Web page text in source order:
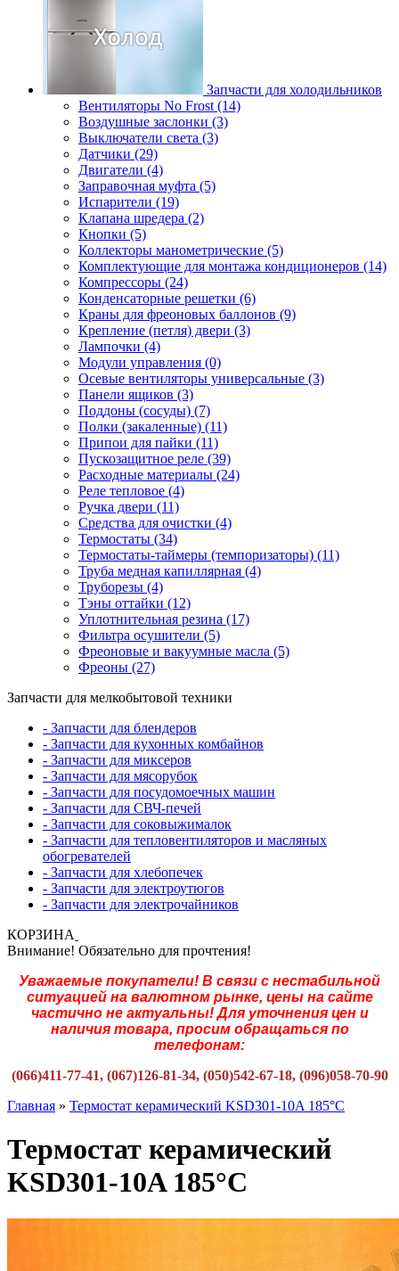
Запчасти для холодильников
Вентиляторы No Frost (14)
Воздушные заслонки (3)
Выключатели света (3)
Датчики (29)
Двигатели (4)
Заправочная муфта (5)
Испарители (19)
Клапана шредера (2)
Кнопки (5)
Коллекторы манометрические (5)
Комплектующие для монтажа кондиционеров (14)
Компрессоры (24)
Конденсаторные решетки (6)
Краны для фреоновых баллонов (9)
Крепление (петля) двери (3)
Лампочки (4)
Модули управления (0)
Осевые вентиляторы универсальные (3)
Панели ящиков (3)
Поддоны (сосуды) (7)
Полки (закаленные) (11)
Припои для пайки (11)
Пускозащитное реле (39)
Расходные материалы (24)
Реле тепловое (4)
Ручка двери (11)
Средства для очистки (4)
Термостаты (34)
Термостаты-таймеры (темпоризаторы) (11)
Труба медная капиллярная (4)
Труборезы (4)
Тэны оттайки (12)
Уплотнительная резина (17)
Фильтра осушители (5)
Фреоновые и вакуумные масла (5)
Фреоны (27)
Запчасти для мелкобытовой техники
- Запчасти для блендеров
- Запчасти для кухонных комбайнов
- Запчасти для миксеров
- Запчасти для мясорубок
- Запчасти для посудомоечных машин
- Запчасти для СВЧ-печей
- Запчасти для соковыжималок
- Запчасти для тепловентиляторов и масляных
обогревателей
- Запчасти для хлебопечек
- Запчасти для электроутюгов
- Запчасти для электрочайников
КОРЗИНА
Внимание! Обязательно для прочтения!
Уважаемые покупатели! В связи с нестабильной
ситуацией на валютном рынке, цены на сайте
частично не актуальны! Для уточнения цен и
наличия товара, просим обращаться по
телефонам:
(066)411-77-41, (067)126-81-34, (050)542-67-18, (096)058-70-90
Главная » Термостат керамический KSD301-10A 185°С
Термостат керамический
KSD301-10A 185°С